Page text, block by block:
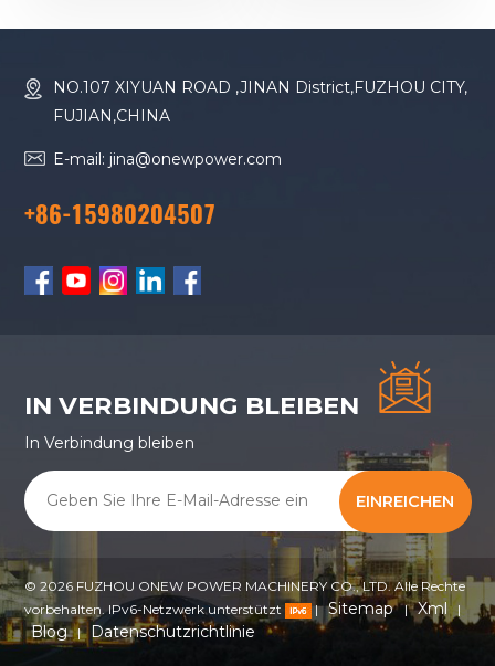
HMC6000A
HMC9000S 4,3-Zoll-
RS485 + GOV-
NO.107 XIYUAN ROAD ,JINAN District,FUZHOU CITY,
FUJIAN,CHINA
E-mail: jina@onewpower.com
+86-15980204507
IN VERBINDUNG BLEIBEN
In Verbindung bleiben
EINREICHEN
© 2026 FUZHOU ONEW POWER MACHINERY CO., LTD. Alle Rechte
vorbehalten. IPv6-Netzwerk unterstützt
| Sitemap | Xml |
Blog | Datenschutzrichtlinie